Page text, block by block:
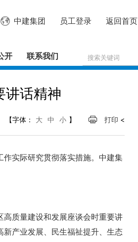
返回首页
员工登录
中建集团
开 联系我们
讲话精神
【字体： 大 中 小 】 打印 <
实际研究贯彻落实措施。中建集
质量建设和发展座谈会时重要讲
产业发展、民生福祉提升、生态